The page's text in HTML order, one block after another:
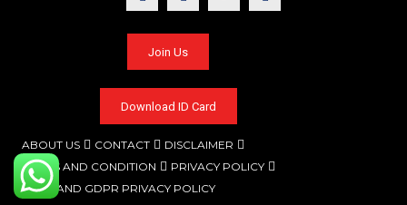
Join Us
Download ID Card
ABOUT US CONTACT
DISCLAIMER
TERMS AND CONDITION
PRIVACY POLICY
CCPA AND GDPR PRIVACY POLICY